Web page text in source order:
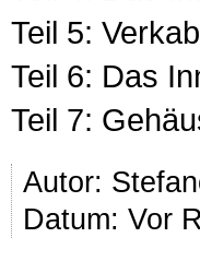
Teil 5:
Teil 6: Das
Teil 7:
Autor:
Datum: Vor